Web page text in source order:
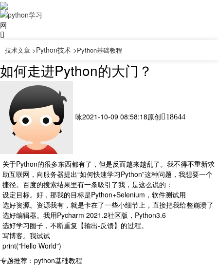
技术文章 >Python技术 >Python基础教程
如何走进Python的大门？
咏2021-10-09 08:58:18原创 18644
关于Python的很多东西都有了，但是反而越来越乱了。我不得不重新求
助互联网，向服务器提出“如何快速学习Python”这种问题，我想要一个
捷径。百度的搜索结果里有一条吸引了我，是这么说的：
设定目标。好，那我的目标是Python+Selenium，软件测试用
选好资源。资源我有，就是卡在了一些小细节上，直接把我给整崩溃了
选好编辑器。我用Pycharm 2021.2社区版，Python3.6
选好学习圈子，不断重复【输出-反馈】的过程。
写博客。我试试
print("Hello World")
专题推荐： python基础教程